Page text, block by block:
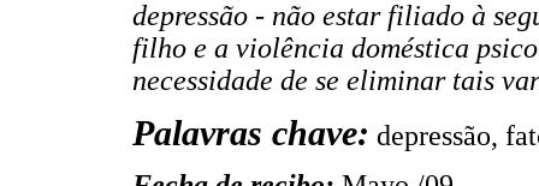
depressão - não estar filiado à
filho e a violência doméstica
necessidade de se eliminar tais
Palavras chave: depressão,